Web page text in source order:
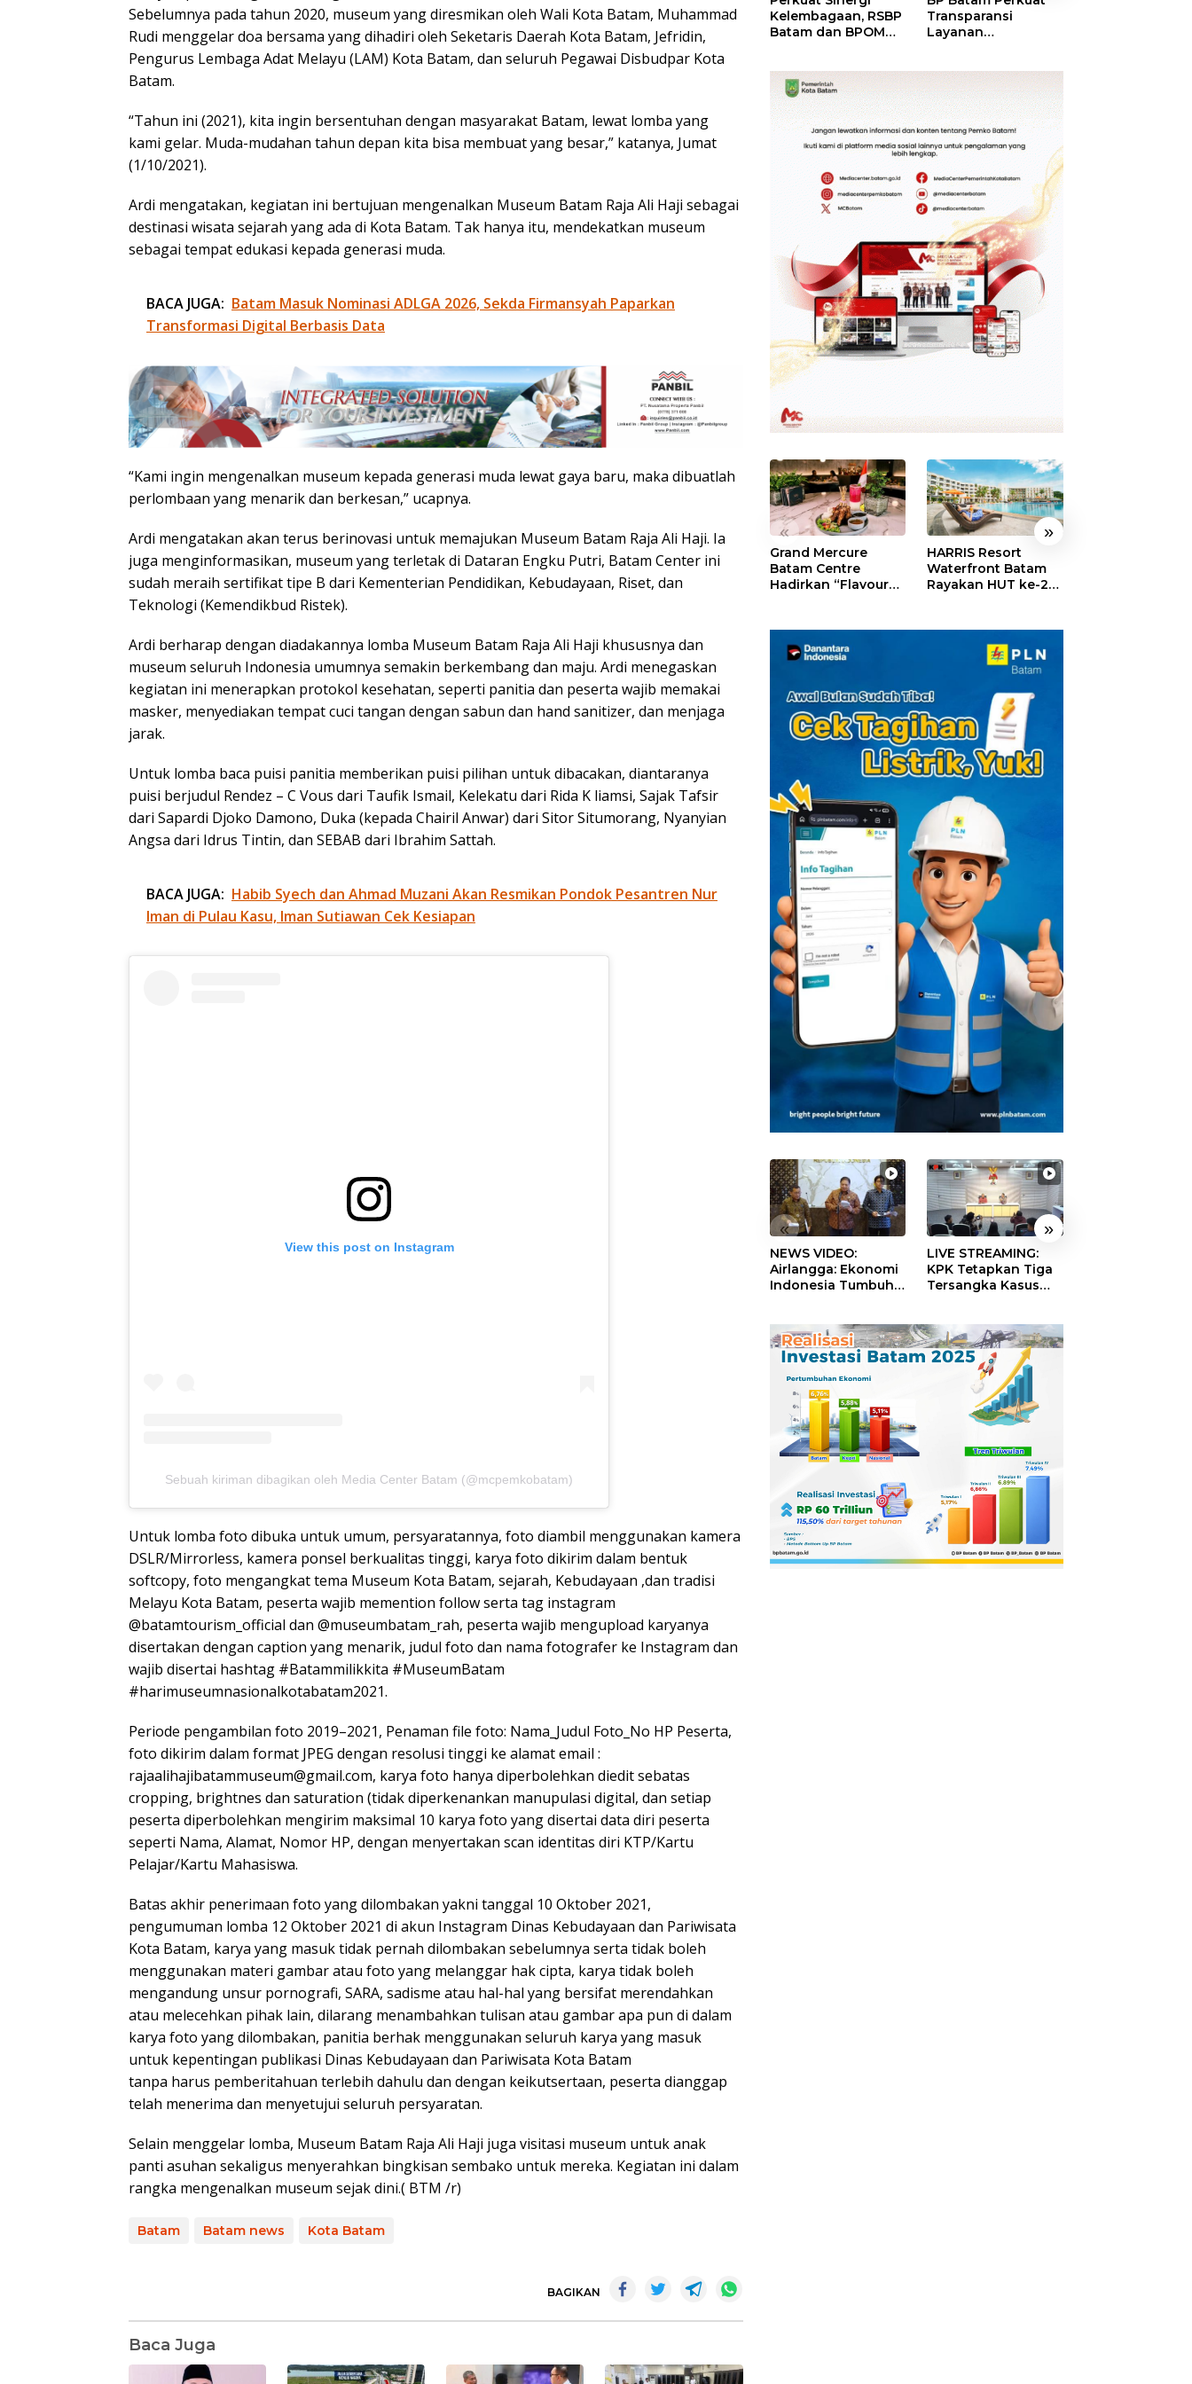
Sebelumnya pada tahun 2020, museum yang diresmikan oleh Wali Kota Batam, Muhammad
Rudi menggelar doa bersama yang dihadiri oleh Seketaris Daerah Kota Batam, Jefridin,
Pengurus Lembaga Adat Melayu (LAM) Kota Batam, dan seluruh Pegawai Disbudpar Kota
Batam.
“Tahun ini (2021), kita ingin bersentuhan dengan masyarakat Batam, lewat lomba yang
kami gelar. Muda-mudahan tahun depan kita bisa membuat yang besar,” katanya, Jumat
(1/10/2021).
Ardi mengatakan, kegiatan ini bertujuan mengenalkan Museum Batam Raja Ali Haji sebagai
destinasi wisata sejarah yang ada di Kota Batam. Tak hanya itu, mendekatkan museum
sebagai tempat edukasi kepada generasi muda.
BACA JUGA: Batam Masuk Nominasi ADLGA 2026, Sekda Firmansyah Paparkan
Transformasi Digital Berbasis Data
“Kami ingin mengenalkan museum kepada generasi muda lewat gaya baru, maka dibuatlah
perlombaan yang menarik dan berkesan,” ucapnya.
Ardi mengatakan akan terus berinovasi untuk memajukan Museum Batam Raja Ali Haji. Ia
juga menginformasikan, museum yang terletak di Dataran Engku Putri, Batam Center ini
sudah meraih sertifikat tipe B dari Kementerian Pendidikan, Kebudayaan, Riset, dan
Teknologi (Kemendikbud Ristek).
Ardi berharap dengan diadakannya lomba Museum Batam Raja Ali Haji khususnya dan
museum seluruh Indonesia umumnya semakin berkembang dan maju. Ardi menegaskan
kegiatan ini menerapkan protokol kesehatan, seperti panitia dan peserta wajib memakai
masker, menyediakan tempat cuci tangan dengan sabun dan hand sanitizer, dan menjaga
jarak.
Untuk lomba baca puisi panitia memberikan puisi pilihan untuk dibacakan, diantaranya
puisi berjudul Rendez – C Vous dari Taufik Ismail, Kelekatu dari Rida K liamsi, Sajak Tafsir
dari Sapardi Djoko Damono, Duka (kepada Chairil Anwar) dari Sitor Situmorang, Nyanyian
Angsa dari Idrus Tintin, dan SEBAB dari Ibrahim Sattah.
BACA JUGA: Habib Syech dan Ahmad Muzani Akan Resmikan Pondok Pesantren Nur
Iman di Pulau Kasu, Iman Sutiawan Cek Kesiapan
View this post on Instagram
Sebuah kiriman dibagikan oleh Media Center Batam (@mcpemkobatam)
Untuk lomba foto dibuka untuk umum, persyaratannya, foto diambil menggunakan kamera
DSLR/Mirrorless, kamera ponsel berkualitas tinggi, karya foto dikirim dalam bentuk
softcopy, foto mengangkat tema Museum Kota Batam, sejarah, Kebudayaan ,dan tradisi
Melayu Kota Batam, peserta wajib memention follow serta tag instagram
@batamtourism_official dan @museumbatam_rah, peserta wajib mengupload karyanya
disertakan dengan caption yang menarik, judul foto dan nama fotografer ke Instagram dan
wajib disertai hashtag #Batammilikkita #MuseumBatam
#harimuseumnasionalkotabatam2021.
Periode pengambilan foto 2019–2021, Penaman file foto: Nama_Judul Foto_No HP Peserta,
foto dikirim dalam format JPEG dengan resolusi tinggi ke alamat email :
rajaalihajibatammuseum@gmail.com, karya foto hanya diperbolehkan diedit sebatas
cropping, brightnes dan saturation (tidak diperkenankan manupulasi digital, dan setiap
peserta diperbolehkan mengirim maksimal 10 karya foto yang disertai data diri peserta
seperti Nama, Alamat, Nomor HP, dengan menyertakan scan identitas diri KTP/Kartu
Pelajar/Kartu Mahasiswa.
Batas akhir penerimaan foto yang dilombakan yakni tanggal 10 Oktober 2021,
pengumuman lomba 12 Oktober 2021 di akun Instagram Dinas Kebudayaan dan Pariwisata
Kota Batam, karya yang masuk tidak pernah dilombakan sebelumnya serta tidak boleh
menggunakan materi gambar atau foto yang melanggar hak cipta, karya tidak boleh
mengandung unsur pornografi, SARA, sadisme atau hal-hal yang bersifat merendahkan
atau melecehkan pihak lain, dilarang menambahkan tulisan atau gambar apa pun di dalam
karya foto yang dilombakan, panitia berhak menggunakan seluruh karya yang masuk
untuk kepentingan publikasi Dinas Kebudayaan dan Pariwisata Kota Batam
tanpa harus pemberitahuan terlebih dahulu dan dengan keikutsertaan, peserta dianggap
telah menerima dan menyetujui seluruh persyaratan.
Selain menggelar lomba, Museum Batam Raja Ali Haji juga visitasi museum untuk anak
panti asuhan sekaligus menyerahkan bingkisan sembako untuk mereka. Kegiatan ini dalam
rangka mengenalkan museum sejak dini.( BTM /r)
Batam Batam news Kota Batam
BAGIKAN
Baca Juga
Kelembagaan, RSBP
Batam dan BPOM
Obat Aman
Transparansi
Layanan
Segera Hadir Melalui
LMS
« »
Grand Mercure
Batam Centre
Hadirkan “Flavours
dengan Cita Rasa
Kuliner Indonesia
HARRIS Resort
Waterfront Batam
Rayakan HUT ke-24,
24%
« »
NEWS VIDEO:
Airlangga: Ekonomi
Indonesia Tumbuh
LIVE STREAMING:
KPK Tetapkan Tiga
Tersangka Kasus
Pertamina